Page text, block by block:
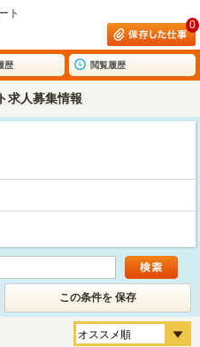
ト
0
歴 閲覧履歴
求人募集情報
この条件を 保存